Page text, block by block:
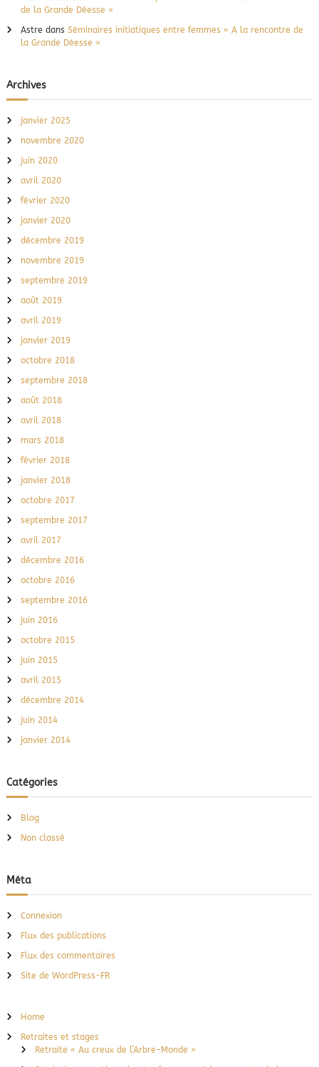
de la Grande Déesse »
Astre dans Séminaires initiatiques entre femmes « A la rencontre de
la Grande Déesse »
Archives
janvier 2025
novembre 2020
juin 2020
avril 2020
février 2020
janvier 2020
décembre 2019
novembre 2019
septembre 2019
août 2019
avril 2019
janvier 2019
octobre 2018
septembre 2018
août 2018
avril 2018
mars 2018
février 2018
janvier 2018
octobre 2017
septembre 2017
avril 2017
décembre 2016
octobre 2016
septembre 2016
juin 2016
octobre 2015
juin 2015
avril 2015
décembre 2014
juin 2014
janvier 2014
Catégories
Blog
Non classé
Méta
Connexion
Flux des publications
Flux des commentaires
Site de WordPress-FR
Home
Retraites et stages
Retraite « Au creux de l’Arbre-Monde »